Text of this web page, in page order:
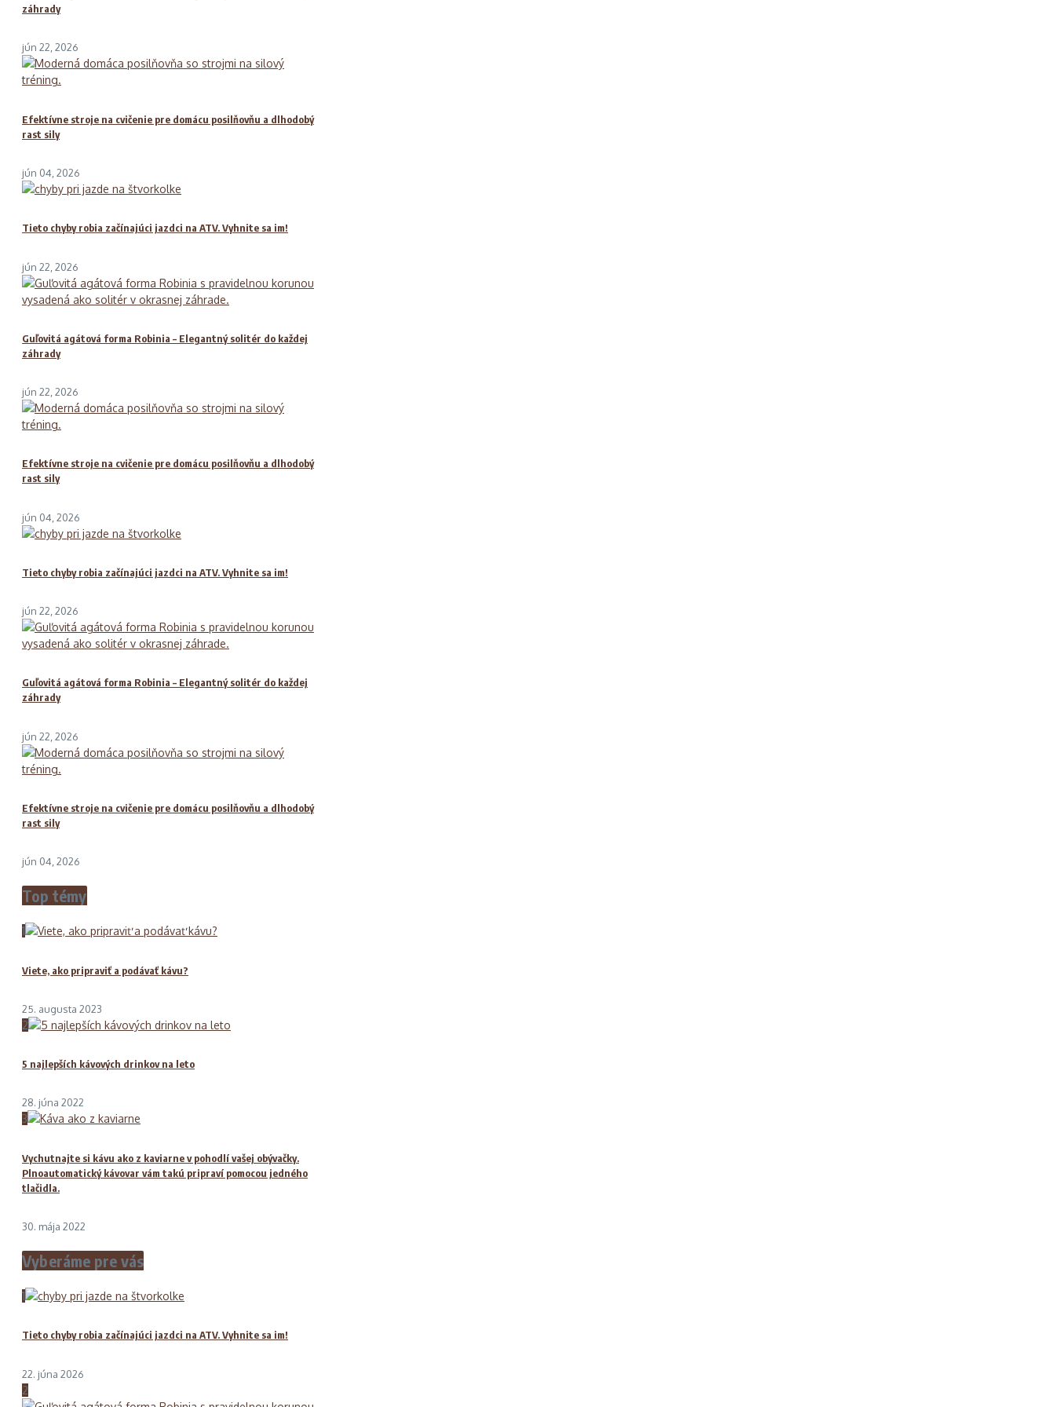
záhrady
jún 22, 2026
Efektívne stroje na cvičenie pre domácu posilňovňu a dlhodobý
rast sily
jún 04, 2026
Tieto chyby robia začínajúci jazdci na ATV. Vyhnite sa im!
jún 22, 2026
Guľovitá agátová forma Robinia – Elegantný solitér do každej
záhrady
jún 22, 2026
Efektívne stroje na cvičenie pre domácu posilňovňu a dlhodobý
rast sily
jún 04, 2026
Tieto chyby robia začínajúci jazdci na ATV. Vyhnite sa im!
jún 22, 2026
Guľovitá agátová forma Robinia – Elegantný solitér do každej
záhrady
jún 22, 2026
Efektívne stroje na cvičenie pre domácu posilňovňu a dlhodobý
rast sily
jún 04, 2026
Top témy
1
Viete, ako pripraviť a podávať kávu?
25. augusta 2023
2
5 najlepších kávových drinkov na leto
28. júna 2022
3
Vychutnajte si kávu ako z kaviarne v pohodlí vašej obývačky.
Plnoautomatický kávovar vám takú pripraví pomocou jedného
tlačidla.
30. mája 2022
Vyberáme pre vás
1
Tieto chyby robia začínajúci jazdci na ATV. Vyhnite sa im!
22. júna 2026
2